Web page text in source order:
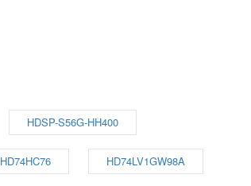
HDSP-S56G-HH400
HD74HC76 HD74LV1GW98A